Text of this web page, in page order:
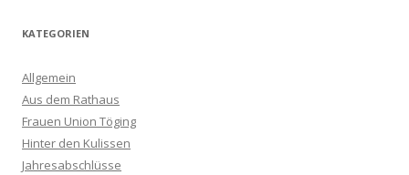
KATEGORIEN
Allgemein
Aus dem Rathaus
Frauen Union Töging
Hinter den Kulissen
Jahresabschlüsse